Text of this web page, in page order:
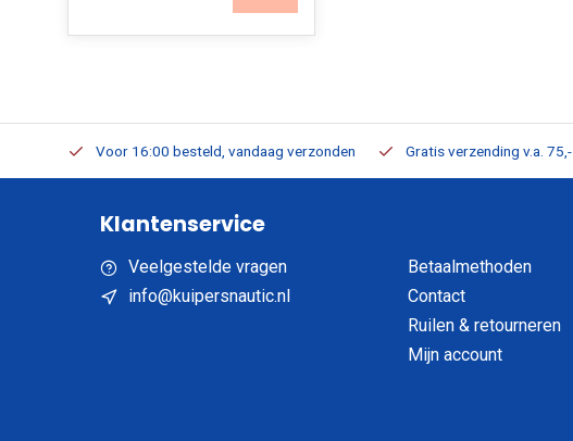
Voor 16:00 besteld, vandaag verzonden Gratis verzending v.a. 75,-
Klantenservice
Veelgestelde vragen
info@kuipersnautic.nl
Betaalmethoden
Contact
Ruilen & retourneren
Mijn account